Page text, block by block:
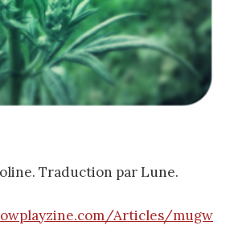
Traduction par Lune.
Articles/mugw